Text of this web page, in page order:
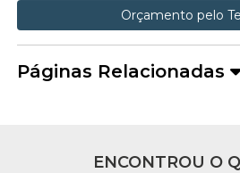
Orçamento pelo
Páginas Relacionadas
ENCONTROU O